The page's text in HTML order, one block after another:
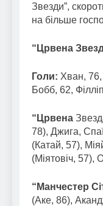
Звезди”,
на більше
“Црвена
Голи: Хван, 76,
Бобб, 62,
“Црвена
78), Джига,
(Катай, 57),
(Міятовіч, 57),
“Манчестер
(Аке, 86),